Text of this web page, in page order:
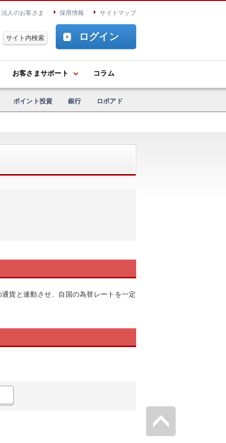
法人のお客さま 採用情報 サイトマップ
ログイン
お客さまサポート コラム
ポイント投資 銀行 ロボアド
貨と連動させ、自国の為替レートを一定